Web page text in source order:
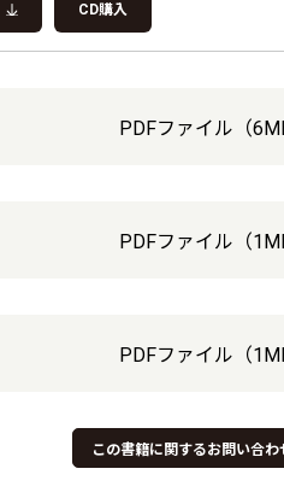
CD購入
PDFファイル（
PDFファイル（
PDFファイル（
この書籍に関するお問い合わ